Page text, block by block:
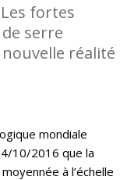
Les fortes
serre
réalité
mondiale
10/2016 que la
à l’échelle